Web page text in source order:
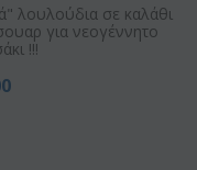
λουλούδια σε καλάθι
για νεογέννητο
!!!